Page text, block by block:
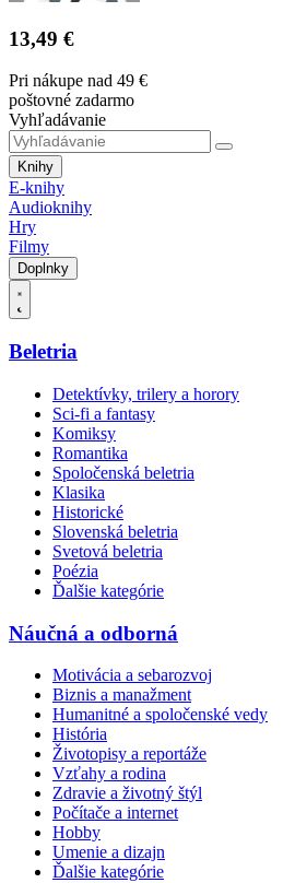
13,49 €
Pri nákupe nad 49 €
poštovné zadarmo
Vyhľadávanie
Knihy
E-knihy
Audioknihy
Hry
Filmy
Doplnky
Beletria
Detektívky, trilery a horory
Sci-fi a fantasy
Komiksy
Romantika
Spoločenská beletria
Klasika
Historické
Slovenská beletria
Svetová beletria
Poézia
Ďalšie kategórie
Náučná a odborná
Motivácia a sebarozvoj
Biznis a manažment
Humanitné a spoločenské vedy
História
Životopisy a reportáže
Vzťahy a rodina
Zdravie a životný štýl
Počítače a internet
Hobby
Umenie a dizajn
Ďalšie kategórie